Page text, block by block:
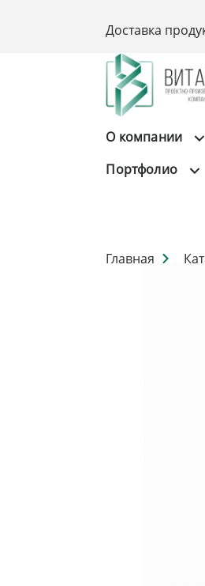
Доставка
О компании
Портфолио
Главная